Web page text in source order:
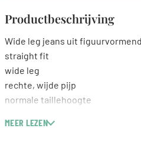
Productbeschrijving
Wide leg jeans uit
straight fit
wide leg
rechte, wijde pijp
normale taillehoogte
comfortabel bij de billen en dijen
MEER LEZEN